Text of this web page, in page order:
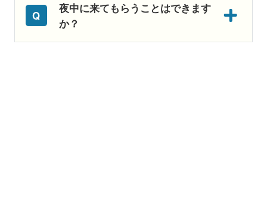
夜中に来てもらうことはできます
か？